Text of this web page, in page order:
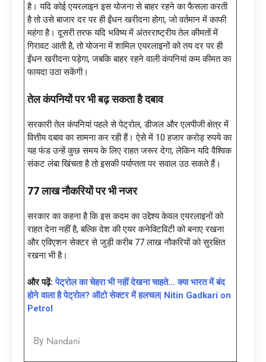
है। यदि कोई एयरलाइन इस योजना से बाहर रहने का फैसला करती
है तो उसे बाजार दर पर ही ईंधन खरीदना होगा, जो वर्तमान में काफी
महंगा है। दूसरी तरफ यदि भविष्य में अंतरराष्ट्रीय तेल कीमतों में
गिरावट आती है, तो योजना में शामिल एयरलाइनों को तय दर पर ही
ईंधन खरीदना पड़ेगा, जबकि बाहर रहने वाली कंपनियां कम कीमत का
फायदा उठा सकेंगी।
तेल कंपनियों पर भी बढ़ सकता है दबाव
सरकारी तेल कंपनियां पहले से पेट्रोल, डीजल और एलपीजी क्षेत्र में
वित्तीय दबाव का सामना कर रही हैं। ऐसे में 10 हजार करोड़ रुपये का
यह फंड उन्हें कुछ समय के लिए राहत जरूर देगा, लेकिन यदि वैश्विक
संकट लंबा खिंचता है तो इसकी पर्याप्तता पर सवाल उठ सकते हैं।
77 लाख नौकरियों पर भी नजर
सरकार का कहना है कि इस कदम का उद्देश्य केवल एयरलाइनों को
राहत देना नहीं है, बल्कि देश की एयर कनेक्टिविटी को बनाए रखना
और एविएशन सेक्टर से जुड़ी करीब 77 लाख नौकरियों को सुरक्षित
रखना भी है।
और पढ़ें:पेट्रोल का चेहरा भी नहीं देखना चाहते… क्या भारत में बंद
होने वाला है पेट्रोल? ऑटो सेक्टर में हलचल| Nitin Gadkari on
Petrol
By Nandani